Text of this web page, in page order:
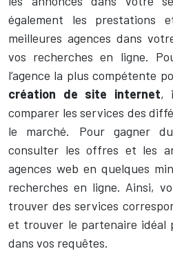
également les prestations
meilleures agences dans
vos recherches en ligne.
l’agence la plus compétente
création de site internet,
comparer les services des
le marché. Pour gagner
consulter les offres et les
agences web en quelques
recherches en ligne. Ainsi,
trouver des services
et trouver le partenaire idéal
dans vos requêtes.